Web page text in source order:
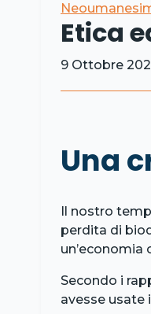
Etica
9 Ottobre
Una
Il nostro
perdita di
un’economia
Secondo i
avesse usate